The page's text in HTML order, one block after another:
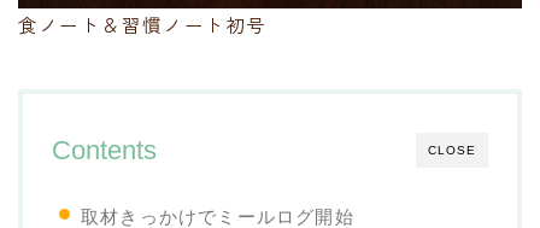
食ノート＆習慣ノート初号
CLOSE
Contents
取材きっかけでミールログ開始